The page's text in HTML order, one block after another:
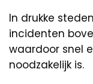
In drukke
incidenten
waardoor snel
noodzakelijk is.